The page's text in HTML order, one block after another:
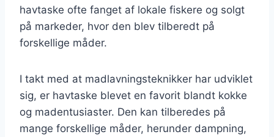
havtaske ofte fanget af lokale fiskere og solgt
på markeder, hvor den blev tilberedt på
forskellige måder.
I takt med at madlavningsteknikker har udviklet
sig, er havtaske blevet en favorit blandt kokke
og madentusiaster. Den kan tilberedes på
mange forskellige måder, herunder dampning,